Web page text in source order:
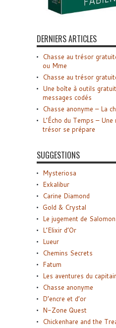
DERNIERS ARTICLES
Chasse au trésor
ou Mme
Chasse au trésor
Une boîte à outils
messages codés
Chasse anonyme – La
L’Écho du Temps –
trésor se prépare
SUGGESTIONS
Mysteriosa
Exkalibur
Carine Diamond
Gold & Crystal
Le jugement de Salomon
L’Elixir d’Or
Lueur
Chemins Secrets
Fatum
Les aventures du
Chasse anonyme
D’encre et d’or
N-Zone Quest
Chickenhare and the